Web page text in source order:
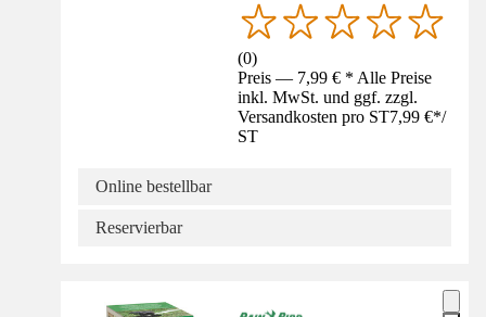
(0)
Preis — 7,99 € * Alle Preise
inkl. MwSt. und ggf. zzgl.
Versandkosten pro ST7,99 €*/
ST
Online bestellbar
Reservierbar